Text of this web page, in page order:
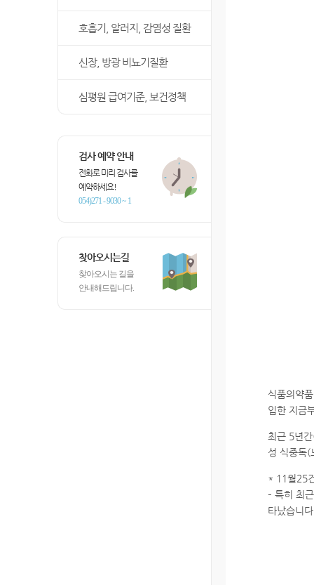
호흡기, 알러지, 감염성 질환
신장, 방광 비뇨기질환
심평원 급여기준, 보건정책
검사 예약 안내
전화로 미리 검사를
예약하세요!
054)271 - 9030 ~ 1
찾아오시는길
찾아오시는 길을
안내해드립니다.
식품의약
입한 지금
최근 5년
성 식중독(
* 11월25
– 특히 최
타났습니